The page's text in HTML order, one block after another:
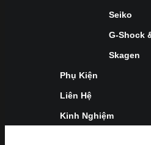
Seiko
G-Shock
Skagen
Phụ Kiện
Liên Hệ
Kinh Nghiệm